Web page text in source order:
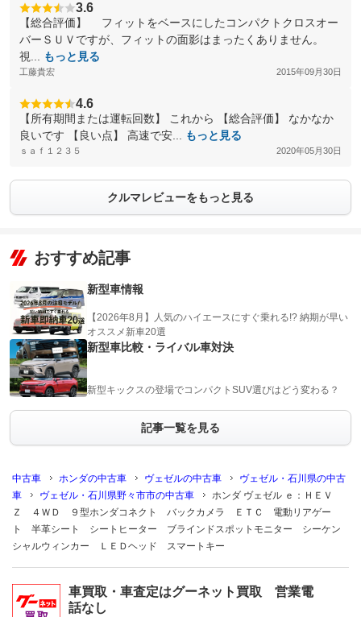
3.6
【総合評価】 フィットをベースにしたコンパクトクロスオー
バーＳＵＶですが、フィットの面影はまったくありません。
視...
もっと見る
工藤貴宏 2015年09月30日
4.6
【所有期間または運転回数】 これから 【総合評価】 なかなか
良いです 【良い点】 高速で安...
もっと見る
ｓａｆ１２３５ 2020年05月30日
クルマレビューをもっと見る
おすすめ記事
新型車情報
【2026年8月】人気のハイエースにすぐ乗れる!? 納期が早い
オススメ新車20選
新型車比較・ライバル車対決
新型キックスの登場でコンパクトSUV選びはどう変わる？
記事一覧を見る
中古車 ホンダの中古車 ヴェゼルの中古車
ヴェゼル・石川県の中古
車
ヴェゼル・石川県野々市市の中古車
ホンダ ヴェゼル ｅ：ＨＥＶ
Ｚ ４ＷＤ ９型ホンダコネクト バックカメラ ＥＴＣ 電動リアゲー
ト 半革シート シートヒーター ブラインドスポットモニター シーケン
シャルウィンカー ＬＥＤヘッド スマートキー
車買取・車査定はグーネット買取 営業電
話なし